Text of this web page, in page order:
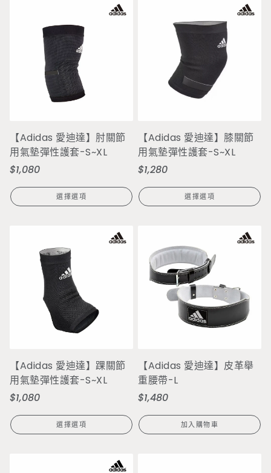
【Adidas 愛迪達】肘關節
用氣墊彈性護套-S~XL
定
價
$1,080
選擇選項
【Adidas 愛迪達】膝關節
用氣墊彈性護套-S~XL
定
價
$1,280
選擇選項
【Adidas 愛迪達】踝關節
用氣墊彈性護套-S~XL
定
價
$1,080
選擇選項
【Adidas 愛迪達】皮革舉
重腰帶-L
定
價
$1,480
加入購物車